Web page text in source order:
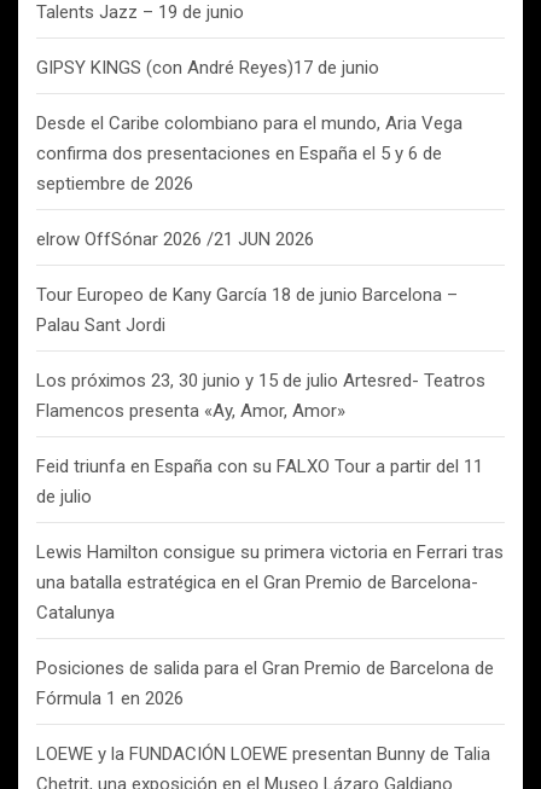
Talents Jazz – 19 de junio
GIPSY KINGS (con André Reyes)17 de junio
Desde el Caribe colombiano para el mundo, Aria Vega
confirma dos presentaciones en España el 5 y 6 de
septiembre de 2026
elrow OffSónar 2026 /21 JUN 2026
Tour Europeo de Kany García 18 de junio Barcelona –
Palau Sant Jordi
Los próximos 23, 30 junio y 15 de julio Artesred- Teatros
Flamencos presenta «Ay, Amor, Amor»
Feid triunfa en España con su FALXO Tour a partir del 11
de julio
Lewis Hamilton consigue su primera victoria en Ferrari tras
una batalla estratégica en el Gran Premio de Barcelona-
Catalunya
Posiciones de salida para el Gran Premio de Barcelona de
Fórmula 1 en 2026
LOEWE y la FUNDACIÓN LOEWE presentan Bunny de Talia
Chetrit, una exposición en el Museo Lázaro Galdiano